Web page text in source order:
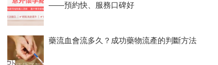
——預約快、服務口碑好
藥流血會流多久？成功藥物流產的判斷方法